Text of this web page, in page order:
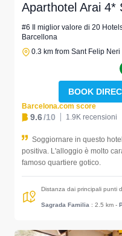
Aparthotel Arai 4*
#6 Il miglior valore di 20
Barcellona
0.3 km from Sant Felip Neri
BOOK
Barcelona.com score
9.6/10 1.9K recensioni
Soggiornare in questo
positiva. L'alloggio è molto
famoso quartiere gotico.
Distanza dai principali punti
Sagrada Familia : 2.5 km -